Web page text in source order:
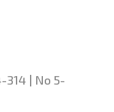
314 | No 5-